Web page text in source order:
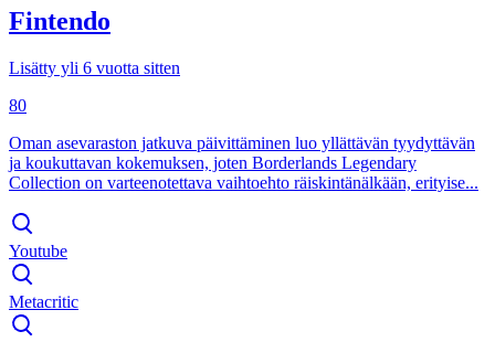
Fintendo
Lisätty yli 6 vuotta sitten
80
Oman asevaraston jatkuva päivittäminen luo yllättävän tyydyttävän
ja koukuttavan kokemuksen, joten Borderlands Legendary
Collection on varteenotettava vaihtoehto räiskintänälkään, erityise...
Youtube
Metacritic